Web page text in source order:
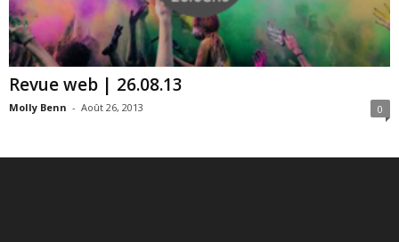
Revue web | 26.08.13
Molly Benn - Août 26, 2013 0